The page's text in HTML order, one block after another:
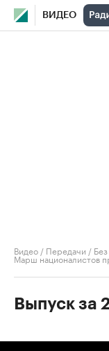
ВИДЕО
Видео / Передачи /
Марш националистов
Выпуск за